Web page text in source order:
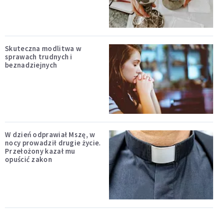
Skuteczna modlitwa w
sprawach trudnych i
beznadziejnych
W dzień odprawiał Mszę, w
nocy prowadził drugie życie.
Przełożony kazał mu
opuścić zakon